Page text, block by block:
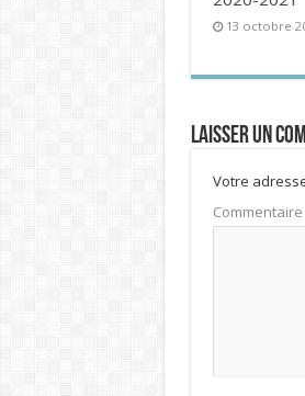
13 octobre
Laisser un
Votre
Commentaire